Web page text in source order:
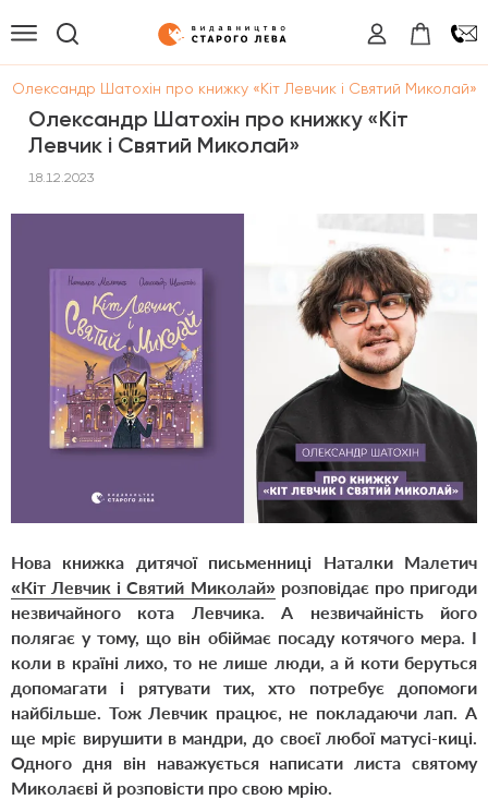
Олександр Шатохін про книжку «Кіт Левчик і Святий Миколай»
Олександр Шатохін про книжку «Кіт
Левчик і Святий Миколай»
18.12.2023
Нова книжка дитячої письменниці Наталки Малетич
«Кіт Левчик і Святий Миколай»розповідає про пригоди
незвичайного кота Левчика. А незвичайність його
полягає у тому, що він обіймає посаду котячого мера. І
коли в країні лихо, то не лише люди, а й коти беруться
допомагати і рятувати тих, хто потребує допомоги
найбільше. Тож Левчик працює, не покладаючи лап. А
ще мріє вирушити в мандри, до своєї любої матусі-киці.
Одного дня він наважується написати листа святому
Миколаєві й розповісти про свою мрію.